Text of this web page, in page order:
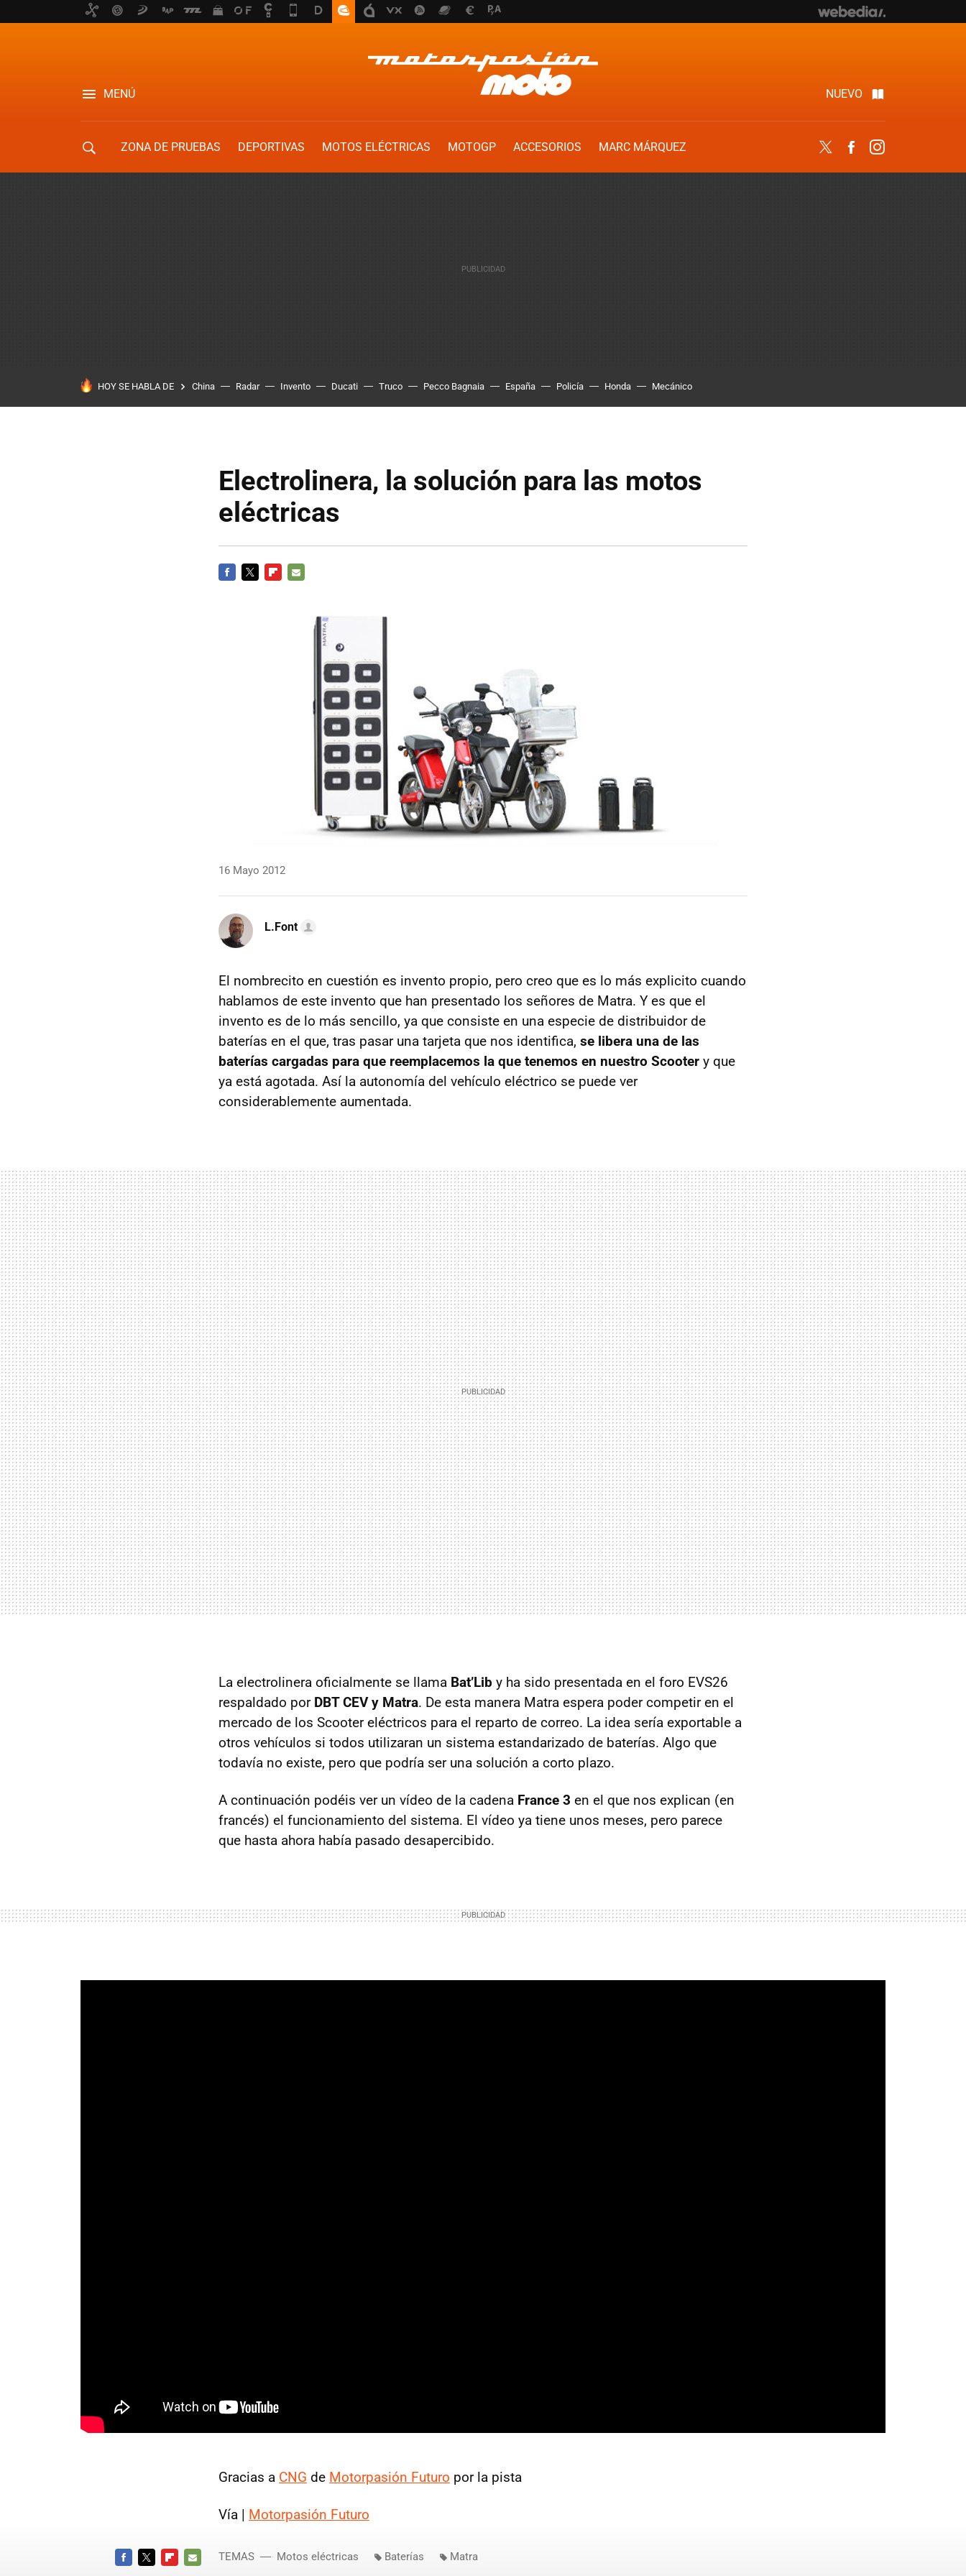
MENÚ NUEVO
ZONA DE PRUEBAS DEPORTIVAS MOTOS ELÉCTRICAS MOTOGP ACCESORIOS
MARC MÁRQUEZ
Twitter Facebook
HOY SE HABLA DE China Radar Invento Ducati Truco Pecco Bagnaia España Policía Honda Mecánico
Electrolinera, la solución para las motos
eléctricas
16 Mayo 2012
L.Font
El nombrecito en cuestión es invento propio, pero creo que es lo más explicito cuando
hablamos de este invento que han presentado los señores de Matra. Y es que el
invento es de lo más sencillo, ya que consiste en una especie de distribuidor de
baterías en el que, tras pasar una tarjeta que nos identifica, se libera una de las
baterías cargadas para que reemplacemos la que tenemos en nuestro Scooter y que
ya está agotada. Así la autonomía del vehículo eléctrico se puede ver
considerablemente aumentada.
La electrolinera oficialmente se llama Bat’Lib y ha sido presentada en el foro EVS26
respaldado por DBT CEVy Matra. De esta manera Matra espera poder competir en el
mercado de los Scooter eléctricos para el reparto de correo. La idea sería exportable a
otros vehículos si todos utilizaran un sistema estandarizado de baterías. Algo que
todavía no existe, pero que podría ser una solución a corto plazo.
A continuación podéis ver un vídeo de la cadena France 3 en el que nos explican (en
francés) el funcionamiento del sistema. El vídeo ya tiene unos meses, pero parece
que hasta ahora había pasado desapercibido.
Gracias a CNG de Motorpasión Futuro por la pista
Vía | Motorpasión Futuro
TEMAS Motos eléctricas Baterías Matra